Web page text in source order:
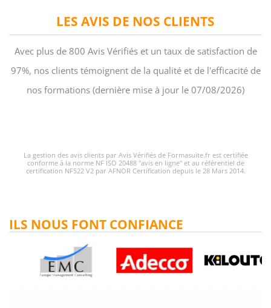
LES AVIS DE NOS CLIENTS
Avec plus de 800 Avis Vérifiés et un taux de satisfaction de
97%, nos clients témoignent de la qualité et de l'efficacité de
nos formations (dernière mise à jour le 07/08/2026)
La gestion des avis clients par Avis Vérifiés de Formasuite.fr est certifiée
conforme à la norme NF ISO 20488 "avis en ligne" et au référentiel de
certification NF522 V2 par AFNOR Certification depuis le 28 Mars 2014.
ILS NOUS FONT CONFIANCE